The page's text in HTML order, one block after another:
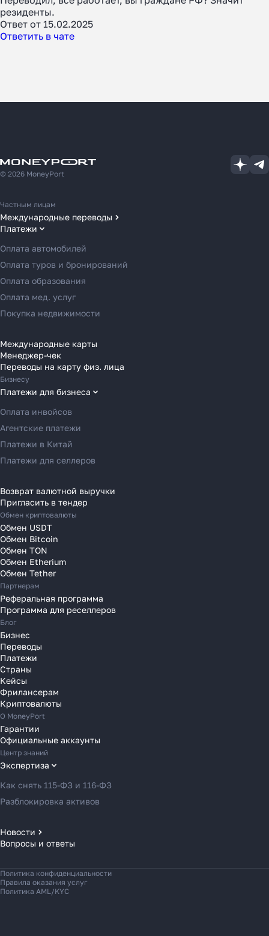
резиденты.
Ответ от 15.02.2025
Ответить в чате
© 2026 MoneyPort
Частным лицам
Международные переводы
Переводы в США
Переводы в ОАЭ
Переводы в Европу
Переводы в Азию
Переводы в Россию
Переводы в Австрию
Переводы в Болгарию
Переводы в Венгрию
Переводы в Великобританию
Переводы в Грецию
Переводы в Германию
Переводы в Ирландию
Переводы в Испанию
Переводы в Италию
Переводы в Латвию
Переводы в Литву
Переводы в Молдавию
Переводы в Монако
Переводы в Нидерланды
Переводы в Польшу
Переводы в Португалию
Переводы в Румынию
Переводы в Сербию
Переводы в Словакию
Переводы в Словению
Переводы в Финляндию
Переводы в Францию
Переводы в Хорватию
Переводы в Черногорию
Переводы в Чехию
Переводы в Швейцарию
Переводы в Эстонию
Переводы в Азербайджан
Переводы в Армению
Переводы в Турцию
Переводы в Индию
Переводы в Казахстан
Переводы в Кыргызстан
Платежи
Оплата автомобилей
Оплата туров и бронирований
Оплата образования
Оплата мед. услуг
Покупка недвижимости
Международные карты
Менеджер-чек
Переводы на карту физ. лица
Бизнесу
Платежи для бизнеса
Оплата инвойсов
Агентские платежи
Платежи в Китай
Платежи для селлеров
Возврат валютной выручки
Пригласить в тендер
Обмен криптовалюты
Обмен USDT
Обмен Bitcoin
Обмен TON
Обмен Etherium
Обмен Tether
Партнерам
Реферальная программа
Программа для реселлеров
Блог
Бизнес
Переводы
Платежи
Страны
Кейсы
Фрилансерам
Криптовалюты
О MoneyPort
Гарантии
Официальные аккаунты
Центр знаний
Экспертиза
Как снять 115-ФЗ и 116-ФЗ
Разблокировка активов
Новости
Новости MoneyPort
Новости рынка
Вопросы и ответы
Политика конфиденциальности
Правила оказания услуг
Политика AML/KYC